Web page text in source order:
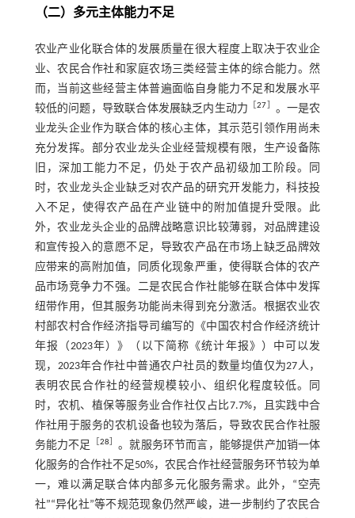
（二）多元主体能力不足
农业产业化联合体的发展质量在很大程度上取决于农业企
业、农民合作社和家庭农场三类经营主体的综合能力。然
而，当前这些经营主体普遍面临自身能力不足和发展水平
较低的问题，导致联合体发展缺乏内生动力
［27
。一是农
业龙头企业作为联合体的核心主体，其示范引领作用尚未
充分发挥。部分农业龙头企业经营规模有限，生产设备陈
旧，深加工能力不足，仍处于农产品初级加工阶段。同
时，农业龙头企业缺乏对农产品的研究开发能力，科技投
入不足，使得农产品在产业链中的附加值提升受限。此
外，农业龙头企业的品牌战略意识比较薄弱，对品牌建设
和宣传投入的意愿不足，导致农产品在市场上缺乏品牌效
应带来的高附加值，同质化现象严重，使得联合体的农产
品市场竞争力不强。二是农民合作社能够在联合体中发挥
纽带作用，但其服务功能尚未得到充分激活。根据农业农
村部农村合作经济指导司编写的《中国农村合作经济统计
年报（2023年）》（以下简称《统计年报》）中可以发
现，2023年合作社中普通农户社员的数量均值仅为27人，
表明农民合作社的经营规模较小、组织化程度较低。同
时，农机、植保等服务业合作社仅占比7.7%，且实践中合
作社用于服务的农机设备也较为落后，导致农民合作社服
务能力不足
28
。就服务环节而言，能够提供产加销一体
化服务的合作社不足50%，农民合作社经营服务环节较为单
一，难以满足联合体内部多元化服务需求。此外，“空壳
社”“异化社”等不规范现象仍然严峻，进一步制约了农民合